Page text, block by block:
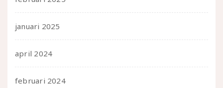
januari 2025
april 2024
februari 2024